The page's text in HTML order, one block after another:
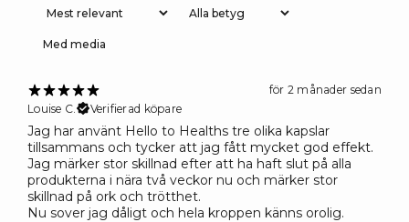
Med media
för 2 månader sedan
Louise C.
Verifierad köpare
Jag har använt Hello to Healths tre olika kapslar
tillsammans och tycker att jag fått mycket god effekt.
Jag märker stor skillnad efter att ha haft slut på alla
produkterna i nära två veckor nu och märker stor
skillnad på ork och trötthet.
Nu sover jag dåligt och hela kroppen känns orolig.